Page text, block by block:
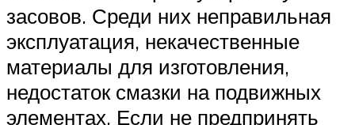
засовов. Среди них неправильная
эксплуатация, некачественные
материалы для изготовления,
недостаток смазки на подвижных
элементах. Если не предпринять